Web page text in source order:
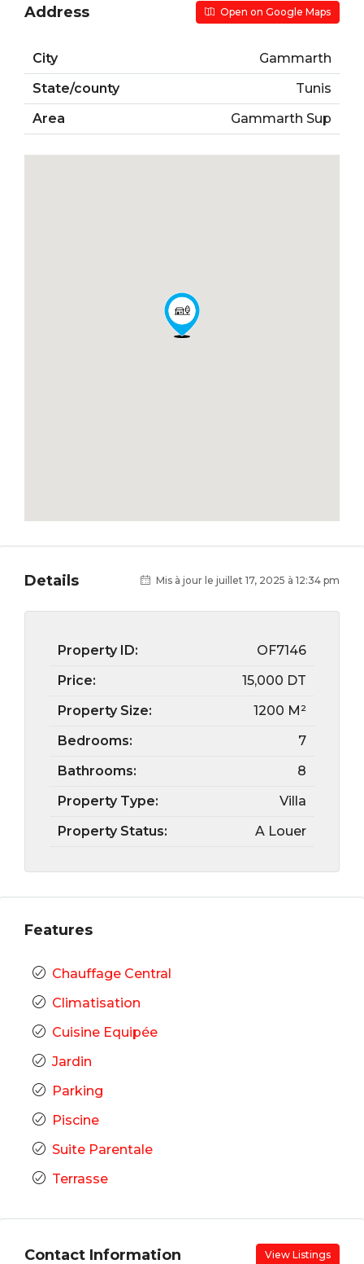
Address Open on Google Maps
City
Gammarth
State/county
Tunis
Area
Gammarth Sup
Details Mis à jour le juillet 17, 2025 à 12:34 pm
Property ID:
OF7146
Price:
15,000 DT
Property Size:
1200 M²
Bedrooms:
7
Bathrooms:
8
Property Type:
Villa
Property Status:
A Louer
Features
Chauffage Central
Climatisation
Cuisine Equipée
Jardin
Parking
Piscine
Suite Parentale
Terrasse
Contact Information View Listings